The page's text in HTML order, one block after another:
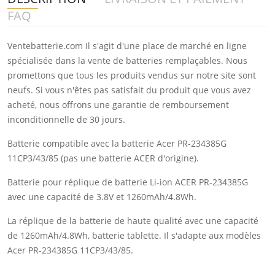
FAQ
Ventebatterie.com Il s'agit d'une place de marché en ligne
spécialisée dans la vente de batteries remplaçables. Nous
promettons que tous les produits vendus sur notre site sont
neufs. Si vous n'êtes pas satisfait du produit que vous avez
acheté, nous offrons une garantie de remboursement
inconditionnelle de 30 jours.
Batterie compatible avec la batterie Acer PR-234385G
11CP3/43/85 (pas une batterie ACER d'origine).
Batterie pour réplique de batterie Li-ion ACER PR-234385G
avec une capacité de 3.8V et 1260mAh/4.8Wh.
La réplique de la batterie de haute qualité avec une capacité
de 1260mAh/4.8Wh, batterie tablette. Il s'adapte aux modèles
Acer PR-234385G 11CP3/43/85.